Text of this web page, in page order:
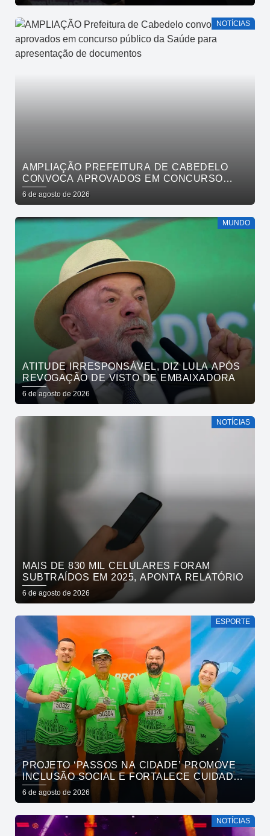
NOTÍCIAS
AMPLIAÇÃO PREFEITURA DE CABEDELO
CONVOCA APROVADOS EM CONCURSO
PÚBLICO DA SAÚDE PARA APRESENTAÇÃO
DE DOCUMENTOS
6 de agosto de 2026
MUNDO
ATITUDE IRRESPONSÁVEL, DIZ LULA APÓS
REVOGAÇÃO DE VISTO DE EMBAIXADORA
6 de agosto de 2026
NOTÍCIAS
MAIS DE 830 MIL CELULARES FORAM
SUBTRAÍDOS EM 2025, APONTA RELATÓRIO
6 de agosto de 2026
ESPORTE
PROJETO ‘PASSOS NA CIDADE’ PROMOVE
INCLUSÃO SOCIAL E FORTALECE CUIDADO
EM SAÚDE MENTAL POR MEIO DA CORRIDA
6 de agosto de 2026
NOTÍCIAS